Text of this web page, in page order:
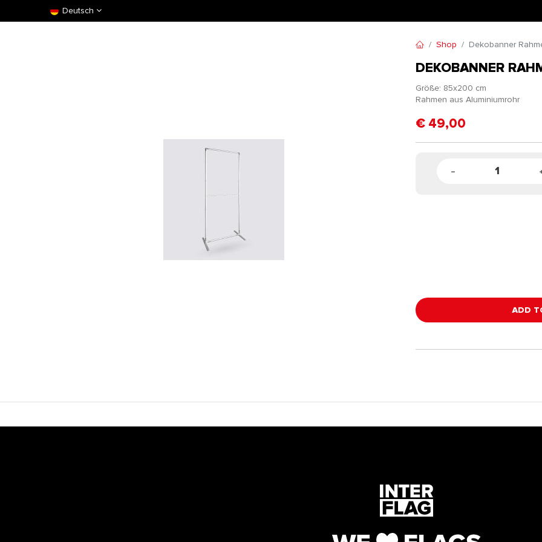
Deutsch
Shop Dekobanner
DEKOBANNER
Größe: 85x200 cm
Rahmen aus Aluminiumrohr
€ 49,00
ADD